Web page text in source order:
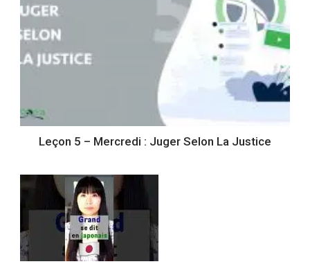
Leçon 5 – Mercredi : Juger Selon La Justice